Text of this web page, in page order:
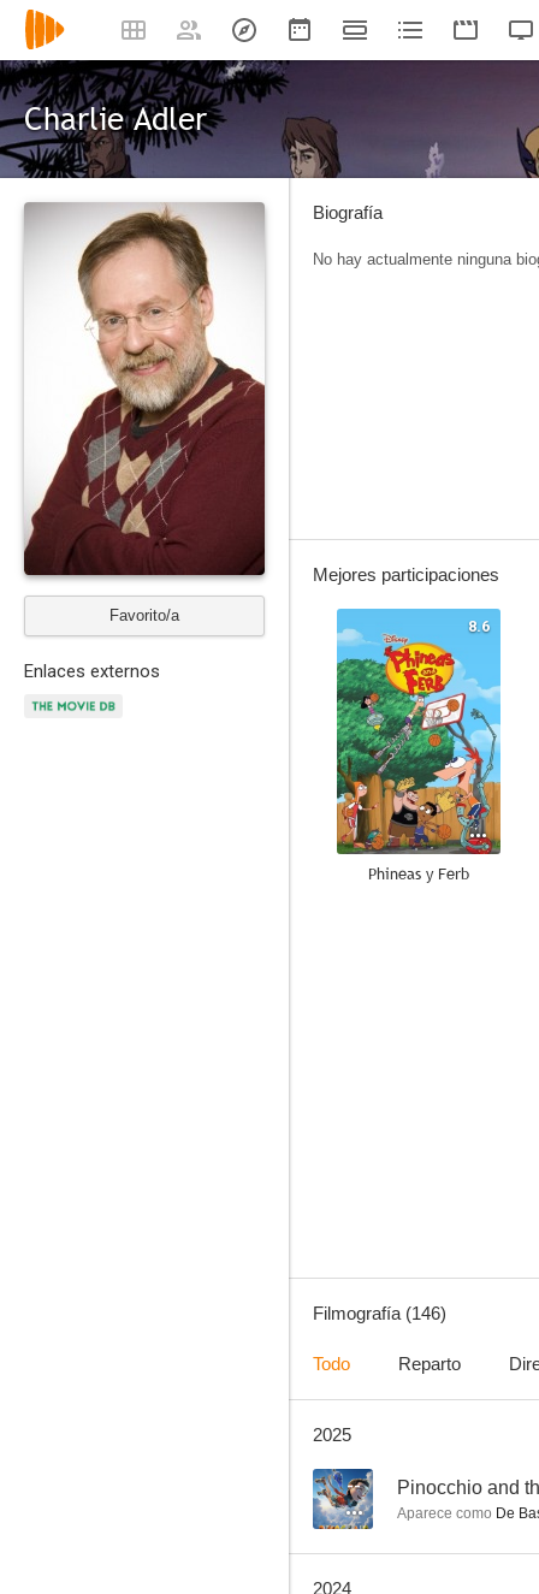
Charlie Adler
Favorito/a
Enlaces externos
Biografía
No hay actualmente ninguna
Mejores participaciones
8.6
Phineas y Ferb
7.5
Filmografía (146)
Todo Reparto
2025
-- Pinocchio and
Aparece como De
2024